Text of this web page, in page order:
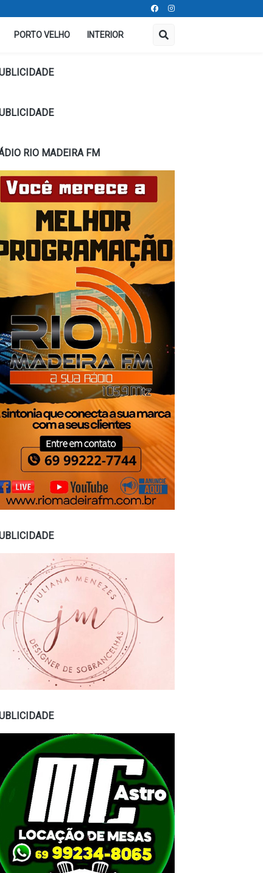
PORTO VELHO INTERIOR
RIO MADEIRA FM